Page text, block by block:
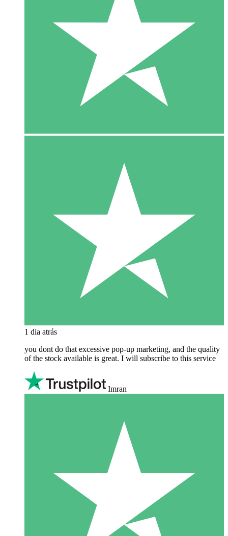
1 dia atrás
you dont do that excessive pop-up marketing, and the quality
of the stock available is great. I will subscribe to this service
Imran